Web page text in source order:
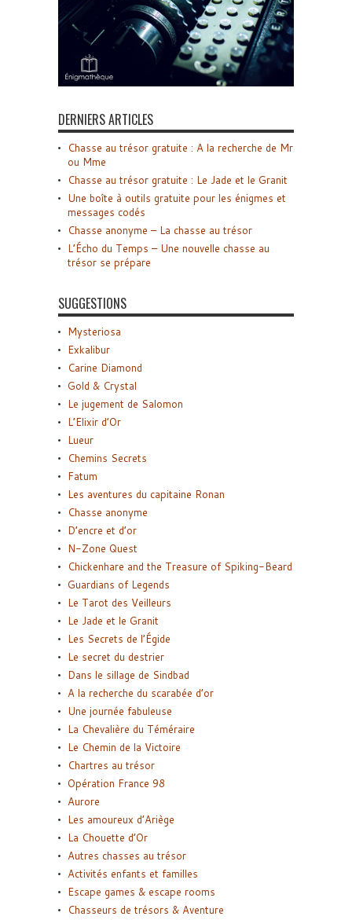
DERNIERS ARTICLES
Chasse au trésor gratuite : A la recherche de Mr
ou Mme
Chasse au trésor gratuite : Le Jade et le Granit
Une boîte à outils gratuite pour les énigmes et
messages codés
Chasse anonyme – La chasse au trésor
L’Écho du Temps – Une nouvelle chasse au
trésor se prépare
SUGGESTIONS
Mysteriosa
Exkalibur
Carine Diamond
Gold & Crystal
Le jugement de Salomon
L’Elixir d’Or
Lueur
Chemins Secrets
Fatum
Les aventures du capitaine Ronan
Chasse anonyme
D’encre et d’or
N-Zone Quest
Chickenhare and the Treasure of Spiking-Beard
Guardians of Legends
Le Tarot des Veilleurs
Le Jade et le Granit
Les Secrets de l’Égide
Le secret du destrier
Dans le sillage de Sindbad
A la recherche du scarabée d’or
Une journée fabuleuse
La Chevalière du Téméraire
Le Chemin de la Victoire
Chartres au trésor
Opération France 98
Aurore
Les amoureux d’Ariège
La Chouette d’Or
Autres chasses au trésor
Activités enfants et familles
Escape games & escape rooms
Chasseurs de trésors & Aventure